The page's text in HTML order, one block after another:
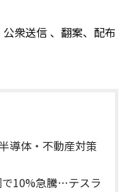
衆送信 、翻案、配布
導体・不動産対策
10%急騰…テスラ